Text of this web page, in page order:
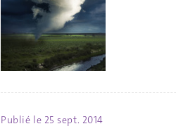
Publié le 25 sept. 2014